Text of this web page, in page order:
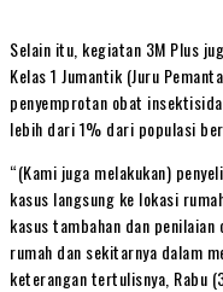
Selain itu, kegiatan 3M Plus
Kelas 1 Jumantik (Juru
penyemprotan obat
lebih dari 1% dari populasi
“(Kami juga melakukan)
kasus langsung ke lokasi
kasus tambahan dan penilaian
rumah dan sekitarnya dalam
keterangan tertulisnya, Rabu